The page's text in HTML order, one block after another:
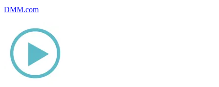
DMM.com